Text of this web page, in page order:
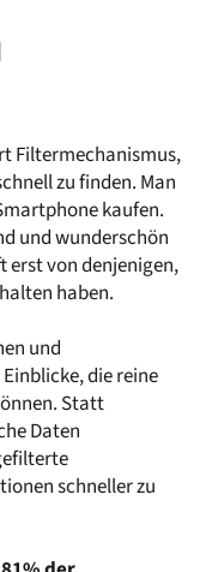
Filtermechanismus,
zu finden. Man
kaufen.
und wunderschön
erst von denjenigen,
haben.
und
die reine
Statt
Daten
schneller zu